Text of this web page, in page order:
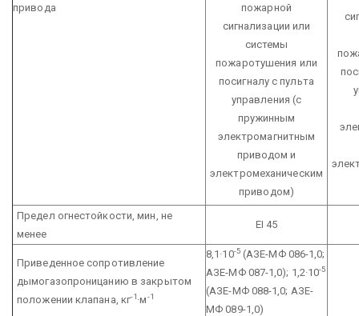
привода
пожарной
сигнализации или
системы
пожаротушения или
посигналу с пульта
управления (с
пружинным
электромагнитным
приводом и
электромеханическим
приводом)
Предел огнестойкости, мин, не
менее
EI 45
Приведенное сопротивление
дымогазопроницанию в закрытом
положении клапана, кг-1·м-1
8,1·10-5(АЗЕ-МФ 086-1,0;
АЗЕ-МФ 087-1,0); 1,2·10-5
(АЗЕ-МФ 088-1,0; АЗЕ-
МФ 089-1,0)